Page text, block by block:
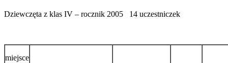
Dziewczęta z klas IV – rocznik 2005 14 uczestniczek
miejsce